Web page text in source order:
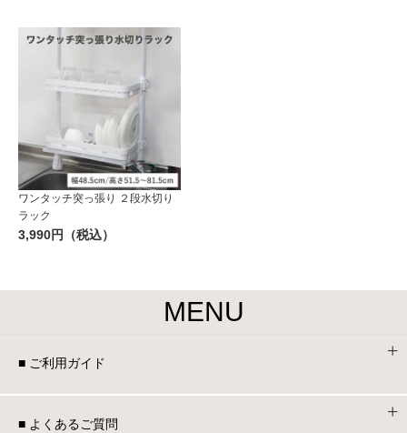
ワンタッチ突っ張り ２段水切り
ラック
3,990円（税込）
MENU
■ ご利用ガイド
■ よくあるご質問